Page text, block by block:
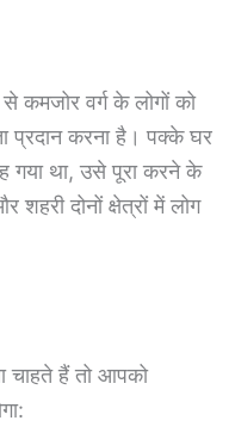
कमजोर वर्ग के लोगों को
प्रदान करना है। पक्के घर
गया था, उसे पूरा करने के
शहरी दोनों क्षेत्रों में लोग
चाहते हैं तो आपको